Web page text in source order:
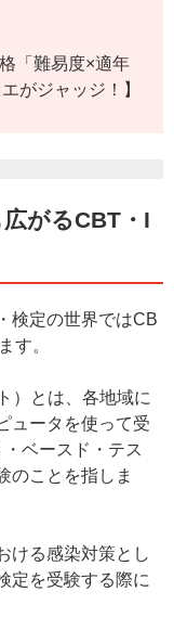
「難易度×適年
がジャッジ！】
がるCBT・I
検定の世界ではCB
す。
）とは、各地域に
ュータを使って受
ベースド・テス
のことを指しま
ける感染対策とし
定を受験する際に